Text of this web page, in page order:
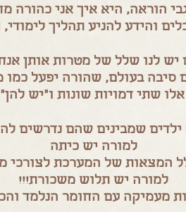
הוראה, היא איך אני כהורה
והידע להניע תהליך לימודי,
לנו שלל של מטרות אותן
סיבה בעולם, שהורה יפעל
אלו שתי דמויות שונות ו"יש
שמבינים שהם נדרשים
למורה יש כיתה
המצאות של המערכת
למורה יש תלוש משכורת!!!
מעמיקה עם החומר הנלמד